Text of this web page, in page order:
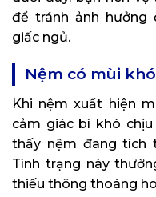
để tránh ảnh hưởng
giấc ngủ.
Nệm có mùi
Khi nệm xuất hiện
cảm giác bí khó
thấy nệm đang tích
Tình trạng này
thiếu thông thoáng